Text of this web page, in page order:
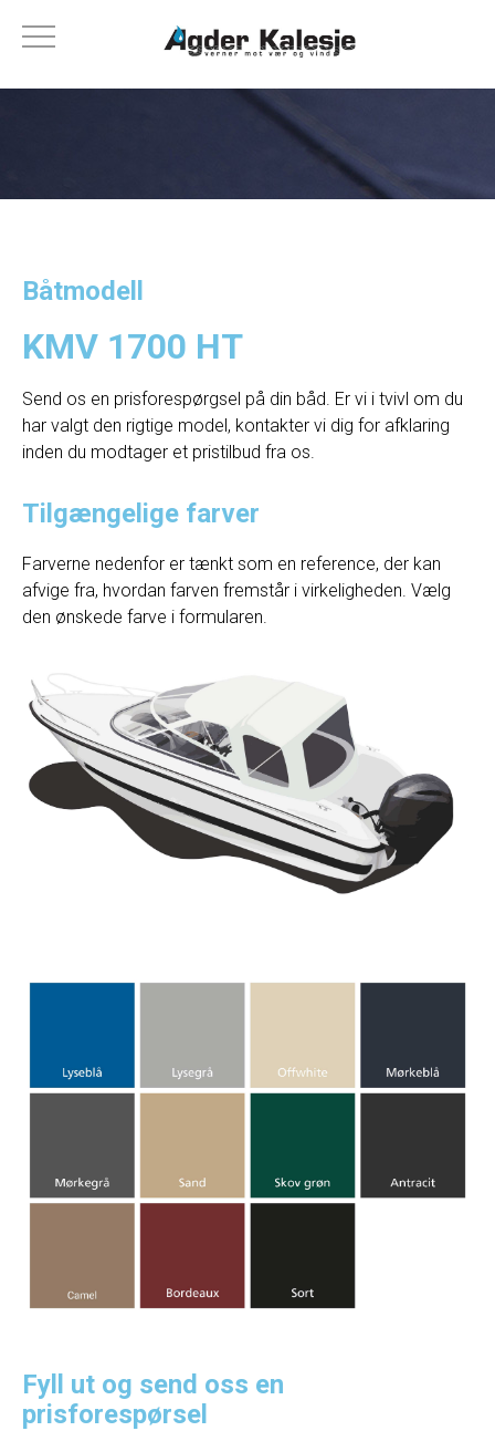
Båtmodell
KMV 1700 HT
Send os en prisforespørgsel på din båd. Er vi i tvivl om du
har valgt den rigtige model, kontakter vi dig for afklaring
inden du modtager et pristilbud fra os.
Tilgængelige farver
Farverne nedenfor er tænkt som en reference, der kan
afvige fra, hvordan farven fremstår i virkeligheden. Vælg
den ønskede farve i formularen.
Fyll ut og send oss en
prisforespørsel